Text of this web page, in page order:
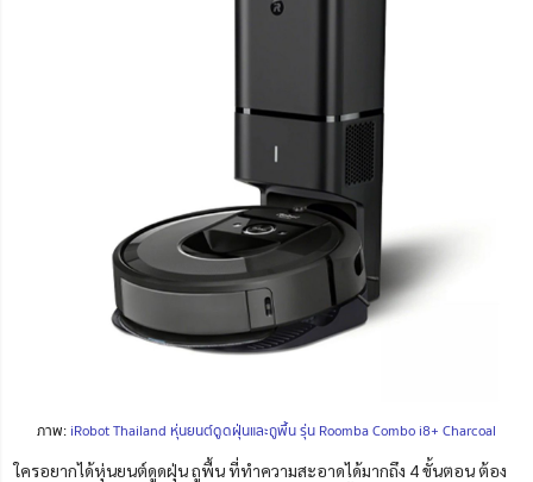
ภาพ: iRobot Thailand หุ่นยนต์ดูดฝุ่นและถูพื้น รุ่น Roomba Combo i8+ Charcoal
ใครอยากได้หุ่นยนต์ดูดฝุ่น ถูพื้น ที่ทำความสะอาดได้มากถึง 4 ขั้นตอน ต้อง